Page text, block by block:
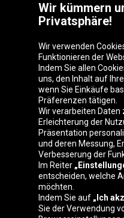
Oponeo-Gruppe
Belgique
Česká
republika
España France
Wir kümmern
Privatsphäre!
Wir verwenden
Funktionieren der
Indem Sie allen
uns, den Inhalt auf
wenn Sie Einkäufe
Präferenzen tätigen.
Wir verarbeiten
Erleichterung der
Präsentation
und deren Messung,
Verbesserung der
Im Reiter
entscheiden, welche
möchten.
Indem Sie auf „Ich
Sie der Verwendung